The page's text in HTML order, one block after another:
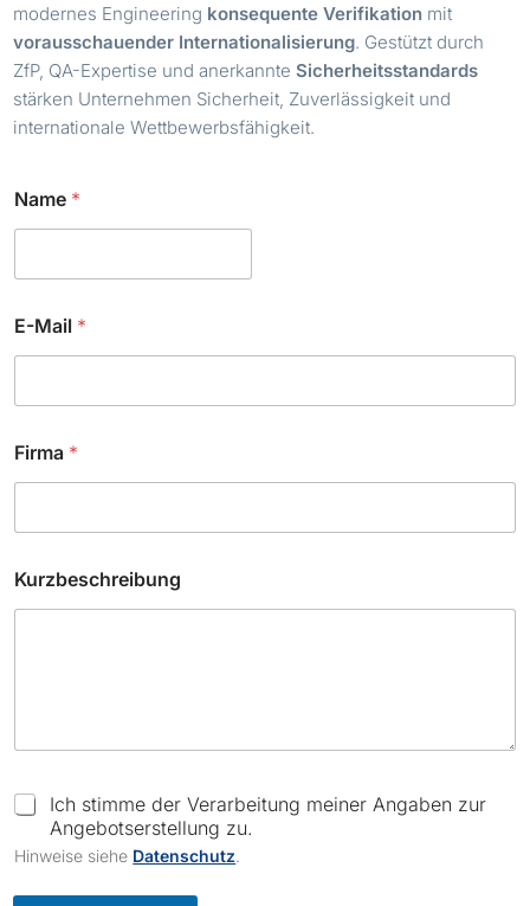
modernes Engineering konsequente Verifikation mit
vorausschauender Internationalisierung. Gestützt durch
ZfP, QA-Expertise und anerkannteSicherheitsstandards
stärken Unternehmen Sicherheit, Zuverlässigkeit und
internationale Wettbewerbsfähigkeit.
i
r
Name *
E-Mail *
Firma *
Kurzbeschreibung
C
e
c
k
Ich stimme der Verarbeitung meiner Angaben zur
Angebotserstellung zu.
Hinweise siehe Datenschutz